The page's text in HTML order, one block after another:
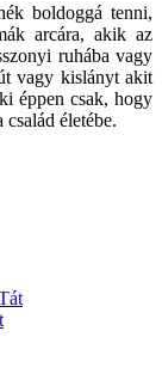
boldoggá tenni,
arcára, akik az
ruhába vagy
vagy kislányt akit
éppen csak, hogy
életébe.